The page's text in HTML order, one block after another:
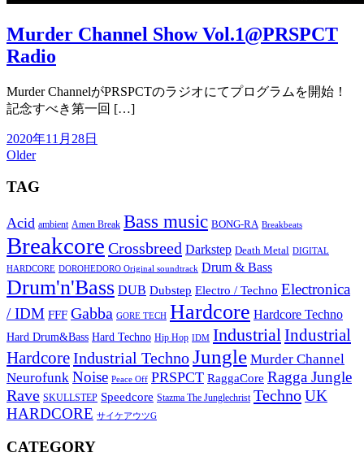
Murder Channel Show Vol.1@PRSPCT
Radio
Murder ChannelがPRSPCTのラジオにてプログラムを開始！
記念すべき第一回 […]
2020年11月28日
Older
TAG
Acid ambient Amen Break Bass music BONG-RA Breakbeats
Breakcore Crossbreed Darkstep Death Metal DIGITAL
HARDCORE DOROHEDORO Original soundtrack Drum & Bass
Drum'n'Bass DUB Dubstep Electro / Techno Electronica
/ IDM FFF Gabba GORE TECH Hardcore Hardcore Techno
Hard Drum&Bass Hard Techno Hip Hop IDM IndustrialIndustrial
HardcoreIndustrial TechnoJungle Murder Channel
Neurofunk Noise Peace Off PRSPCT RaggaCore Ragga Jungle
Rave SKULLSTEP Speedcore Stazma The Junglechrist TechnoUK
HARDCORE サイケアウツG
CATEGORY